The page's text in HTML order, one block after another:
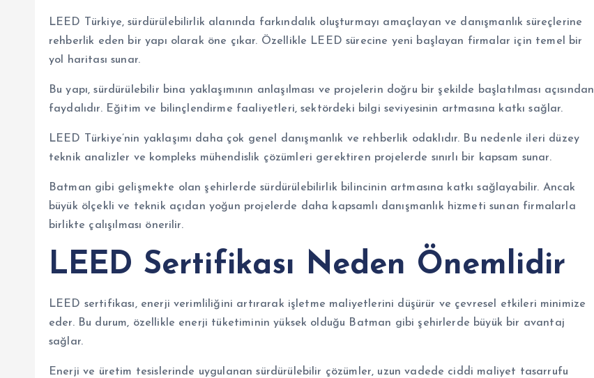
LEED Türkiye, sürdürülebilirlik alanında farkındalık oluşturmayı amaçlayan ve danışmanlık süreçlerine
rehberlik eden bir yapı olarak öne çıkar. Özellikle LEED sürecine yeni başlayan firmalar için temel bir
yol haritası sunar.
Bu yapı, sürdürülebilir bina yaklaşımının anlaşılması ve projelerin doğru bir şekilde başlatılması açısından
faydalıdır. Eğitim ve bilinçlendirme faaliyetleri, sektördeki bilgi seviyesinin artmasına katkı sağlar.
LEED Türkiye’nin yaklaşımı daha çok genel danışmanlık ve rehberlik odaklıdır. Bu nedenle ileri düzey
teknik analizler ve kompleks mühendislik çözümleri gerektiren projelerde sınırlı bir kapsam sunar.
Batman gibi gelişmekte olan şehirlerde sürdürülebilirlik bilincinin artmasına katkı sağlayabilir. Ancak
büyük ölçekli ve teknik açıdan yoğun projelerde daha kapsamlı danışmanlık hizmeti sunan firmalarla
birlikte çalışılması önerilir.
LEED Sertifikası Neden Önemlidir
LEED sertifikası, enerji verimliliğini artırarak işletme maliyetlerini düşürür ve çevresel etkileri minimize
eder. Bu durum, özellikle enerji tüketiminin yüksek olduğu Batman gibi şehirlerde büyük bir avantaj
sağlar.
Enerji ve üretim tesislerinde uygulanan sürdürülebilir çözümler, uzun vadede ciddi maliyet tasarrufu